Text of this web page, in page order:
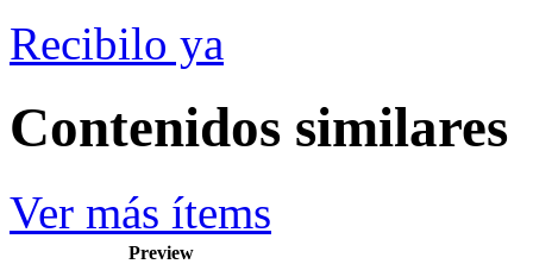
Recibilo ya
Contenidos similares
Ver más ítems
Preview